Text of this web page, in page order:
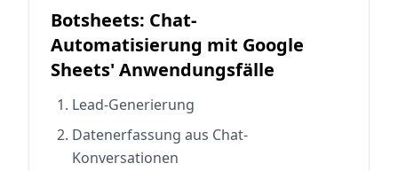
Botsheets: Chat-
Automatisierung mit Google
Sheets' Anwendungsfälle
Lead-Generierung
Datenerfassung aus Chat-
Konversationen